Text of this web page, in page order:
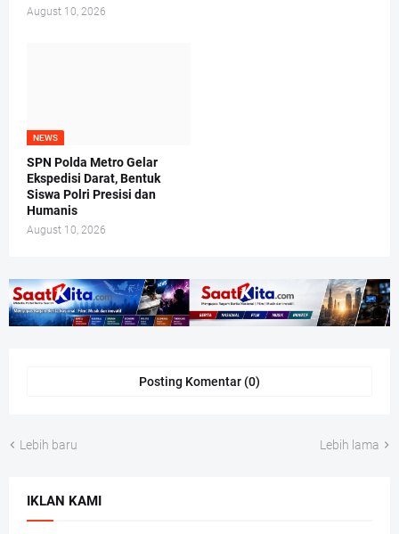
August 10, 2026
NEWS
SPN Polda Metro Gelar
Ekspedisi Darat, Bentuk
Siswa Polri Presisi dan
Humanis
August 10, 2026
Posting Komentar (0)
Lebih baru Lebih lama
IKLAN KAMI